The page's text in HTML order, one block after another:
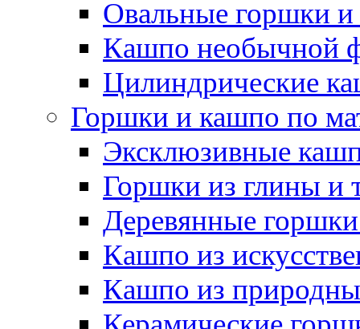
Овальные горшки
Кашпо необычной
Цилиндрические
Горшки и кашпо по
Эксклюзивные
Горшки из глины и
Деревянные
Кашпо из
Кашпо из